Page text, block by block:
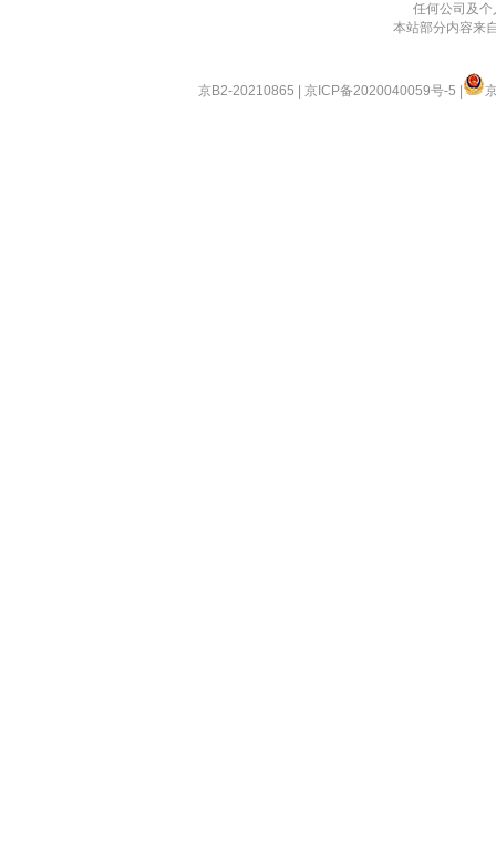
任何公司及
本站部分内容来
京B2-20210865 京ICP备2020040059号-5